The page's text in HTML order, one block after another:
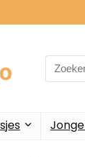
Search
for: